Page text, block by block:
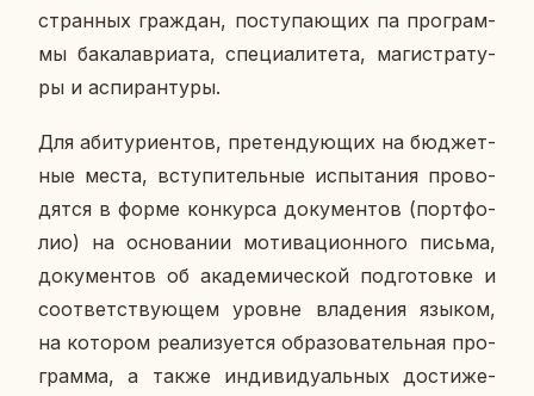
стран­ных граж­дан, по­сту­па­ю­щих па про­грам­
мы ба­ка­лаври­а­та, спе­ци­а­ли­те­та, ма­ги­стра­ту­
ры и ас­пи­ран­ту­ры.
Для аби­ту­ри­ен­тов, пре­тен­ду­ю­щих на бюд­жет­
ные места, всту­пи­тель­ные ис­пы­та­ния про­во­
дят­ся в форме кон­кур­са до­ку­мен­тов (порт­фо­
лио) на ос­но­ва­нии мо­ти­ва­ци­он­но­го письма,
до­ку­мен­тов об ака­де­ми­че­ской под­го­тов­ке и
со­от­вет­ству­ю­щем уровне вла­де­ния языком,
на ко­то­ром ре­а­ли­зу­ет­ся об­ра­зо­ва­тель­ная про­
грам­ма, а также ин­ди­ви­ду­аль­ных до­сти­же­